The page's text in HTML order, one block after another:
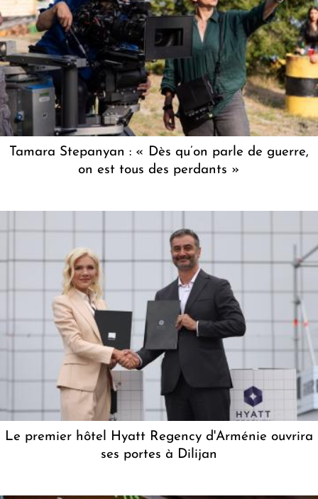
Tamara Stepanyan : « Dès qu’on parle de guerre,
on est tous des perdants »
Le premier hôtel Hyatt Regency d'Arménie ouvrira
ses portes à Dilijan